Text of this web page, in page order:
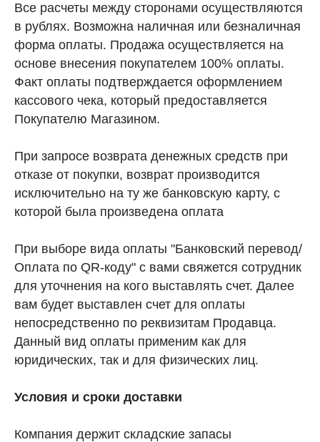
Все расчеты между сторонами осуществляются
в рублях. Возможна наличная или безналичная
форма оплаты. Продажа осуществляется на
основе внесения покупателем 100% оплаты.
Факт оплаты подтверждается оформлением
кассового чека, который предоставляется
Покупателю Магазином.
При запросе возврата денежных средств при
отказе от покупки, возврат производится
исключительно на ту же банковскую карту, с
которой была произведена оплата
При выборе вида оплаты "Банковский перевод/
Оплата по QR-коду" с вами свяжется сотрудник
для уточнения на кого выставлять счет. Далее
вам будет выставлен счет для оплаты
непосредственно по реквизитам Продавца.
Данный вид оплаты применим как для
юридических, так и для физических лиц.
Условия и сроки доставки
Компания держит складские запасы